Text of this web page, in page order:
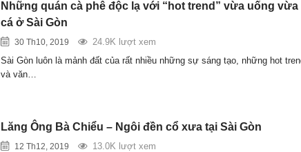
Những quán cà phê độc lạ với “hot trend” vừa uống vừa
cá ở Sài Gòn
30 Th10, 2019
24.9K lượt xem
Sài Gòn luôn là mảnh đất của rất nhiều những sự sáng tạo, những hot
và văn…
Lăng Ông Bà Chiểu – Ngôi đền cổ xưa tại Sài Gòn
12 Th12, 2019
13.0K lượt xem